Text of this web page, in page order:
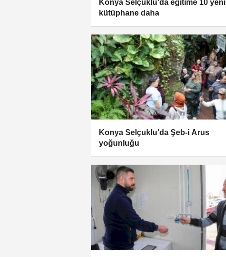
Konya Selçuklu’da eğitime 10 yeni
kütüphane daha
Konya Selçuklu’da Şeb-i Arus
yoğunluğu